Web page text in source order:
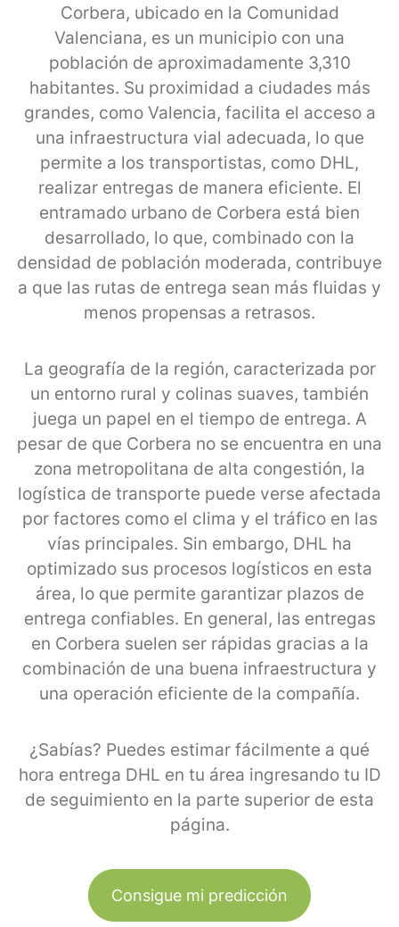
Corbera, ubicado en la Comunidad
Valenciana, es un municipio con una
población de aproximadamente 3,310
habitantes. Su proximidad a ciudades más
grandes, como Valencia, facilita el acceso a
una infraestructura vial adecuada, lo que
permite a los transportistas, como DHL,
realizar entregas de manera eficiente. El
entramado urbano de Corbera está bien
desarrollado, lo que, combinado con la
densidad de población moderada, contribuye
a que las rutas de entrega sean más fluidas y
menos propensas a retrasos.
La geografía de la región, caracterizada por
un entorno rural y colinas suaves, también
juega un papel en el tiempo de entrega. A
pesar de que Corbera no se encuentra en una
zona metropolitana de alta congestión, la
logística de transporte puede verse afectada
por factores como el clima y el tráfico en las
vías principales. Sin embargo, DHL ha
optimizado sus procesos logísticos en esta
área, lo que permite garantizar plazos de
entrega confiables. En general, las entregas
en Corbera suelen ser rápidas gracias a la
combinación de una buena infraestructura y
una operación eficiente de la compañía.
¿Sabías? Puedes estimar fácilmente a qué
hora entrega DHL en tu área ingresando tu ID
de seguimiento en la parte superior de esta
página.
Consigue mi predicción